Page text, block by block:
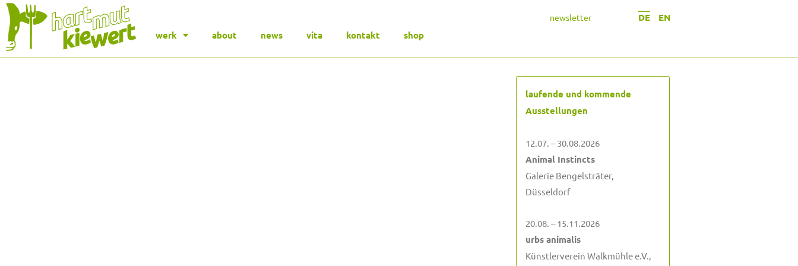
werk about news vita kontakt shop
newsletter DE EN
laufende und kommende
Ausstellungen
12.07. – 30.08.2026
Animal Instincts
Galerie Bengelsträter,
Düsseldorf
20.08. – 15.11.2026
urbs animalis
Künstlerverein Walkmühle e.V.,